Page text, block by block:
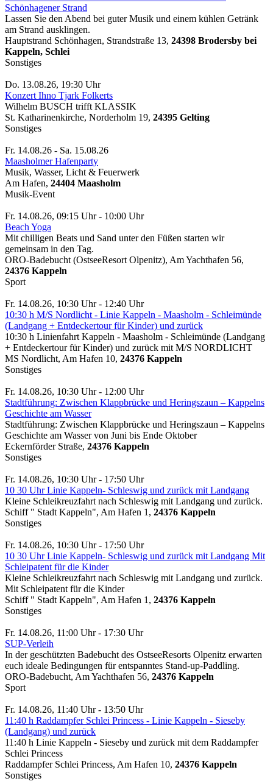
Schönhagener Strand
Lassen Sie den Abend bei guter Musik und einem kühlen Getränk
am Strand ausklingen.
Hauptstrand Schönhagen, Strandstraße 13, 24398 Brodersby bei
Kappeln, Schlei
Sonstiges
Do. 13.08.26, 19:30 Uhr
Konzert Ihno Tjark Folkerts
Wilhelm BUSCH trifft KLASSIK
St. Katharinenkirche, Norderholm 19, 24395 Gelting
Sonstiges
Fr. 14.08.26 - Sa. 15.08.26
Maasholmer Hafenparty
Musik, Wasser, Licht & Feuerwerk
Am Hafen, 24404 Maasholm
Musik-Event
Fr. 14.08.26, 09:15 Uhr - 10:00 Uhr
Beach Yoga
Mit chilligen Beats und Sand unter den Füßen starten wir
gemeinsam in den Tag.
ORO-Badebucht (OstseeResort Olpenitz), Am Yachthafen 56,
24376 Kappeln
Sport
Fr. 14.08.26, 10:30 Uhr - 12:40 Uhr
10:30 h M/S Nordlicht - Linie Kappeln - Maasholm - Schleimünde
(Landgang + Entdeckertour für Kinder) und zurück
10:30 h Linienfahrt Kappeln - Maasholm - Schleimünde (Landgang
+ Entdeckertour für Kinder) und zurück mit M/S NORDLICHT
MS Nordlicht, Am Hafen 10, 24376 Kappeln
Sonstiges
Fr. 14.08.26, 10:30 Uhr - 12:00 Uhr
Stadtführung: Zwischen Klappbrücke und Heringszaun – Kappelns
Geschichte am Wasser
Stadtführung: Zwischen Klappbrücke und Heringszaun – Kappelns
Geschichte am Wasser von Juni bis Ende Oktober
Eckernförder Straße, 24376 Kappeln
Sonstiges
Fr. 14.08.26, 10:30 Uhr - 17:50 Uhr
10 30 Uhr Linie Kappeln- Schleswig und zurück mit Landgang
Kleine Schleikreuzfahrt nach Schleswig mit Landgang und zurück.
Schiff " Stadt Kappeln", Am Hafen 1, 24376 Kappeln
Sonstiges
Fr. 14.08.26, 10:30 Uhr - 17:50 Uhr
10 30 Uhr Linie Kappeln- Schleswig und zurück mit Landgang Mit
Schleipatent für die Kinder
Kleine Schleikreuzfahrt nach Schleswig mit Landgang und zurück.
Mit Schleipatent für die Kinder
Schiff " Stadt Kappeln", Am Hafen 1, 24376 Kappeln
Sonstiges
Fr. 14.08.26, 11:00 Uhr - 17:30 Uhr
SUP-Verleih
In der geschützten Badebucht des OstseeResorts Olpenitz erwarten
euch ideale Bedingungen für entspanntes Stand-up-Paddling.
ORO-Badebucht, Am Yachthafen 56, 24376 Kappeln
Sport
Fr. 14.08.26, 11:40 Uhr - 13:50 Uhr
11:40 h Raddampfer Schlei Princess - Linie Kappeln - Sieseby
(Landgang) und zurück
11:40 h Linie Kappeln - Sieseby und zurück mit dem Raddampfer
Schlei Princess
Raddampfer Schlei Princess, Am Hafen 10, 24376 Kappeln
Sonstiges